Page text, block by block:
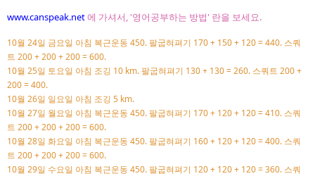
www.canspeak.net에 가셔서, '영어공부하는 방법' 란을 보세요.
10월 24일 금요일 아침 복근운동 450. 팔굽혀펴기 170 + 150 + 120 = 440. 스쿼
트 200 + 200 + 200 = 600.
10월 25일 토요일 아침 조깅 10 km.팔굽혀펴기 130 + 130 = 260. 스쿼트 200 +
200 = 400.
10월 26일 일요일 아침 조깅 5 km.
10월 27일 월요일 아침 복근운동 450. 팔굽혀펴기 170 + 120 + 120 = 410. 스쿼
트 200 + 200 + 200 = 600.
10월 28일 화요일 아침 복근운동 450. 팔굽혀펴기 160 + 120 + 120 = 400. 스쿼
트 200 + 200 + 200 = 600.
10월 29일 수요일 아침 복근운동 450. 팔굽혀펴기 120 + 120 + 120 = 360. 스쿼